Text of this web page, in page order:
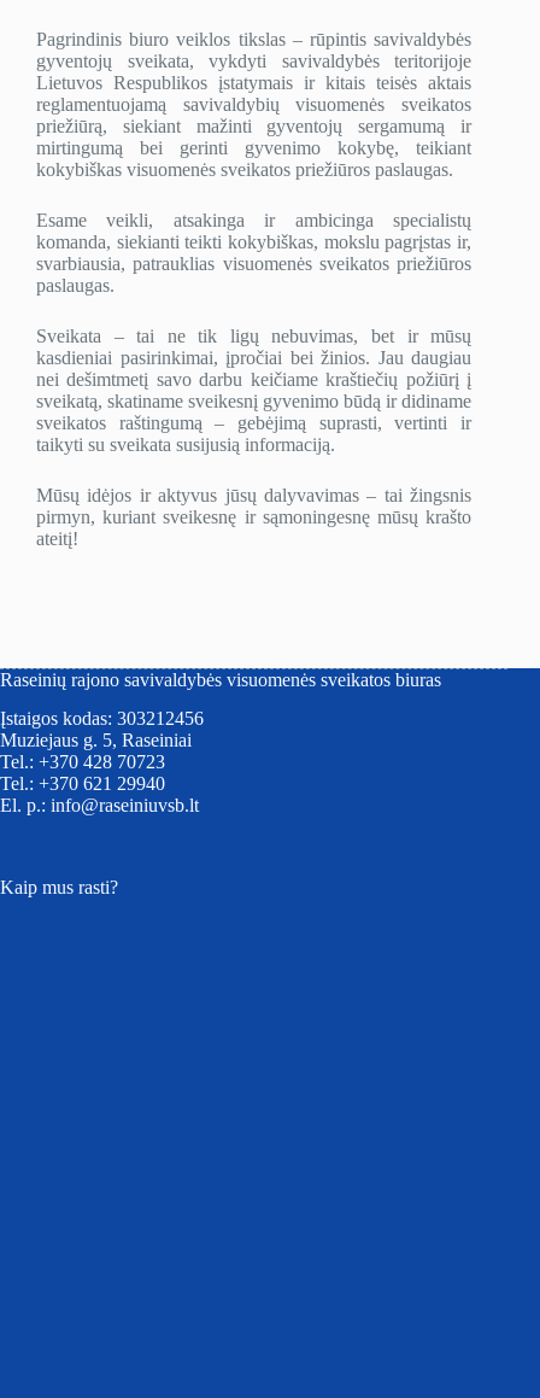
Pagrindinis biuro veiklos tikslas – rūpintis savivaldybės
gyventojų sveikata, vykdyti savivaldybės teritorijoje
Lietuvos Respublikos įstatymais ir kitais teisės aktais
reglamentuojamą savivaldybių visuomenės sveikatos
priežiūrą, siekiant mažinti gyventojų sergamumą ir
mirtingumą bei gerinti gyvenimo kokybę, teikiant
kokybiškas visuomenės sveikatos priežiūros paslaugas.
Esame veikli, atsakinga ir ambicinga specialistų
komanda, siekianti teikti kokybiškas, mokslu pagrįstas ir,
svarbiausia, patrauklias visuomenės sveikatos priežiūros
paslaugas.
Sveikata – tai ne tik ligų nebuvimas, bet ir mūsų
kasdieniai pasirinkimai, įpročiai bei žinios. Jau daugiau
nei dešimtmetį savo darbu keičiame kraštiečių požiūrį į
sveikatą, skatiname sveikesnį gyvenimo būdą ir didiname
sveikatos raštingumą – gebėjimą suprasti, vertinti ir
taikyti su sveikata susijusią informaciją.
Mūsų idėjos ir aktyvus jūsų dalyvavimas – tai žingsnis
pirmyn, kuriant sveikesnę ir sąmoningesnę mūsų krašto
ateitį!
Raseinių rajono savivaldybės visuomenės sveikatos biuras
Įstaigos kodas: 303212456
Muziejaus g. 5, Raseiniai
Tel.: +370 428 70723
Tel.: +370 621 29940
El. p.: info@raseiniuvsb.lt
Kaip mus rasti?